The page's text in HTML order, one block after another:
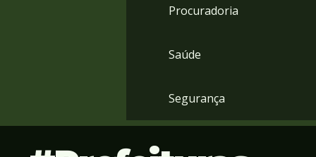
Procuradoria
Saúde
Segurança